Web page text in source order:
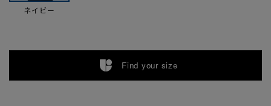
ネイビー
Find your size